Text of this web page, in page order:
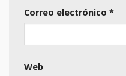
Correo electrónico *
Web